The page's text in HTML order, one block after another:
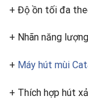
+ Độ ồn tối đa
+ Nhãn năng
+ Máy hút mùi
+ Thích hợp hút